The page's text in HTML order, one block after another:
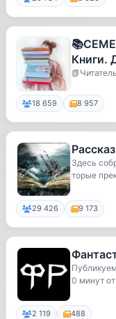
Книги.
Книги
18 659 8 957
Здесь
торые
29 426 9 173
0 минут
2 119 488